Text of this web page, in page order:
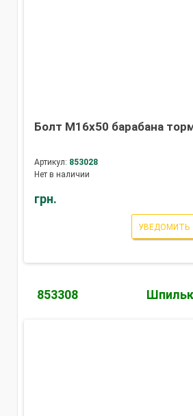
Болт М16х50 барабана
Артикул: 853028
Нет в наличии
грн.
УВЕДОМИТЬ
853308